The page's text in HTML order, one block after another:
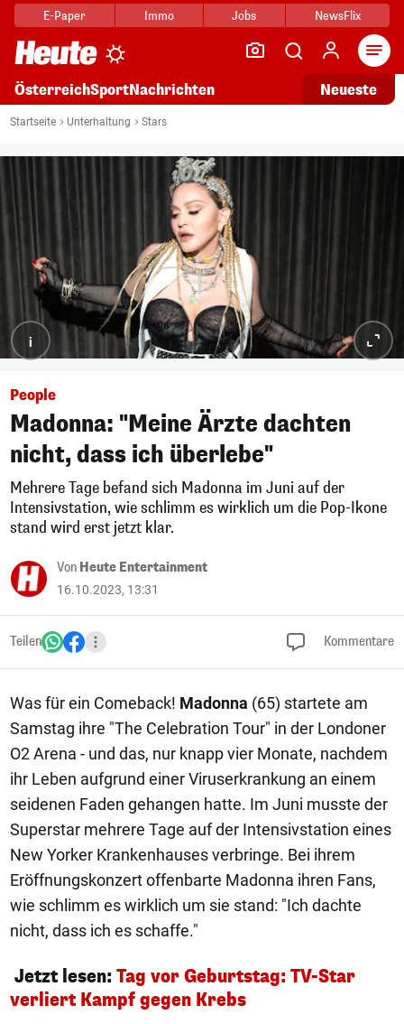
E-Paper Immo Jobs NewsFlix
ÖsterreichSportNachrichten Neueste
Startseite Unterhaltung Stars
i
People
Madonna: "Meine Ärzte dachten
nicht, dass ich überlebe"
Mehrere Tage befand sich Madonna im Juni auf der
Intensivstation, wie schlimm es wirklich um die Pop-Ikone
stand wird erst jetzt klar.
Von Heute Entertainment
16.10.2023, 13:31
Teilen Kommentare
Was für ein Comeback! Madonna (65) startete am
Samstag ihre "The Celebration Tour" in der Londoner
O2 Arena - und das, nur knapp vier Monate, nachdem
ihr Leben aufgrund einer Viruserkrankung an einem
seidenen Faden gehangen hatte. Im Juni musste der
Superstar mehrere Tage auf der Intensivstation eines
New Yorker Krankenhauses verbringe. Bei ihrem
Eröffnungskonzert offenbarte Madonna ihren Fans,
wie schlimm es wirklich um sie stand: "Ich dachte
nicht, dass ich es schaffe."
Jetzt lesen: Tag vor Geburtstag: TV-Star
verliert Kampf gegen Krebs